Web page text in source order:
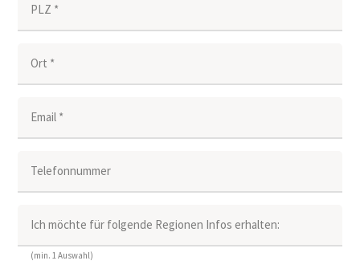
PLZ *
Ort *
Email *
Telefonnummer
Ich möchte für folgende Regionen Infos erhalten:
(min. 1 Auswahl)